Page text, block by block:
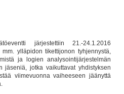
järjestettiin 21.-24.1.2016
ylläpidon tikettijonon tyhjennystä,
ja logien analysointijärjestelmän
jäseniä, jotka vaikuttavat yhdistyksen
viimevuonna vaiheeseen jäänyttä